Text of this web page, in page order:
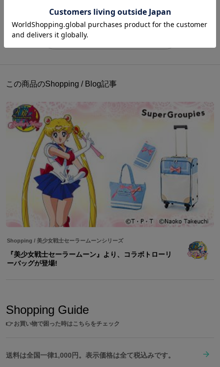
商品をもっと見る
この商品のShopping / Blog記事
Shopping / 美少女戦士セーラームーンシリーズ
『美少女戦士セーラームーン』より、コラボトローリ
ーバッグが登場!
Shopping Guide
👉お買い物で困った時はこちらをチェック
送料は全国一律1,000円。表示価格は全て税込みです。